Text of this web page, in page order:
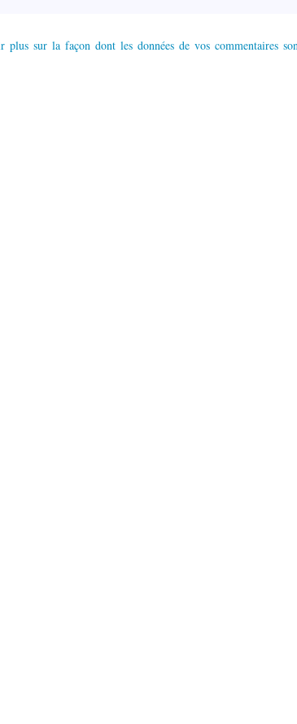
plus sur la façon dont les données de vos commentaires